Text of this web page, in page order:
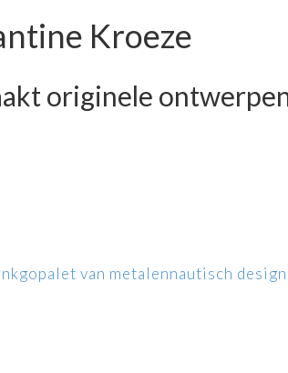
Kroeze
originele
palet van metalennautisch design